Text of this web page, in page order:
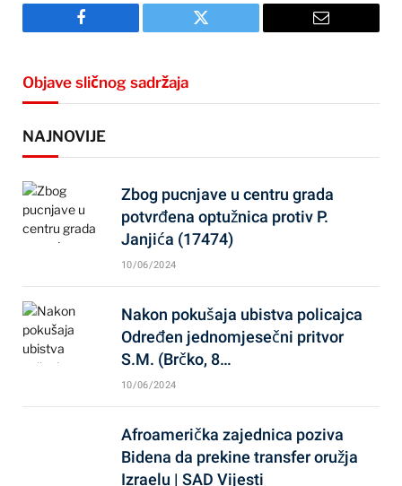
Facebook Twitter Email
Objave sličnog sadržaja
NAJNOVIJE
Zbog pucnjave u centru grada
potvrđena optužnica protiv P.
Janjića (17474)
10/06/2024
Nakon pokušaja ubistva policajca
Određen jednomjesečni pritvor
S.M. (Brčko, 8…
10/06/2024
Afroamerička zajednica poziva
Bidena da prekine transfer oružja
Izraelu | SAD Vijesti